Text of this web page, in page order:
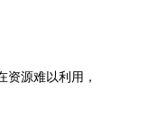
源难以利用，